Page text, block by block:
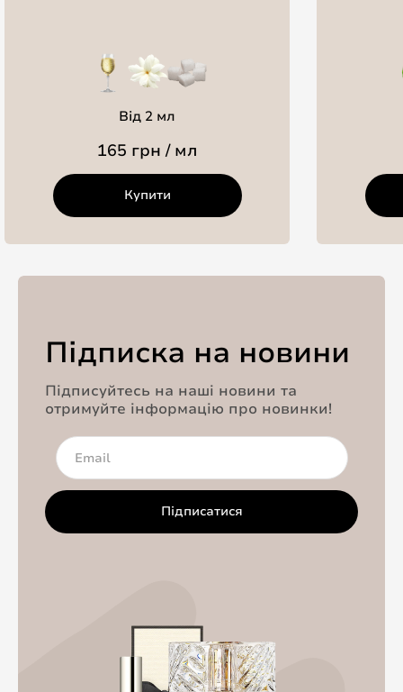
Від 2 мл
165 грн / мл
Купити
Підписка на новини
Підписуйтесь на наші новини та
отримуйте інформацію про новинки!
Підписатися